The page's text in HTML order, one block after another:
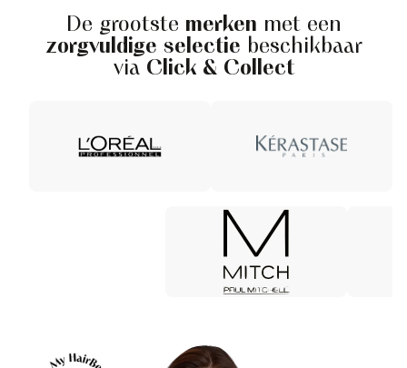
De grootste merken met een
zorgvuldige selectie beschikbaar
via Click & Collect